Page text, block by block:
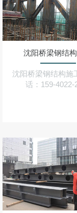
沈阳桥梁钢结
沈阳桥梁钢结构施
话：159-4022-